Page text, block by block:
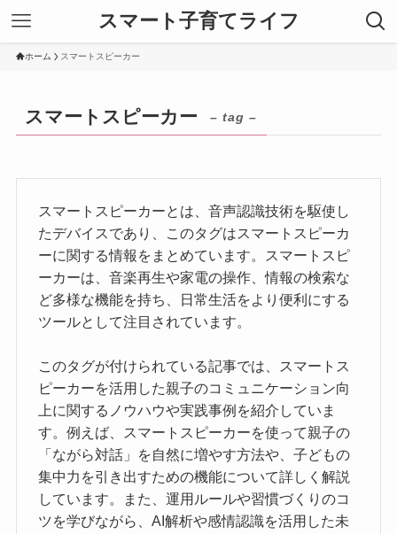
スマート子育てライフ
ホーム スマートスピーカー
スマートスピーカー – tag –
スマートスピーカーとは、音声認識技術を駆使し
たデバイスであり、このタグはスマートスピーカ
ーに関する情報をまとめています。スマートスピ
ーカーは、音楽再生や家電の操作、情報の検索な
ど多様な機能を持ち、日常生活をより便利にする
ツールとして注目されています。
このタグが付けられている記事では、スマートス
ピーカーを活用した親子のコミュニケーション向
上に関するノウハウや実践事例を紹介していま
す。例えば、スマートスピーカーを使って親子の
「ながら対話」を自然に増やす方法や、子どもの
集中力を引き出すための機能について詳しく解説
しています。また、運用ルールや習慣づくりのコ
ツを学びながら、AI解析や感情認識を活用した未